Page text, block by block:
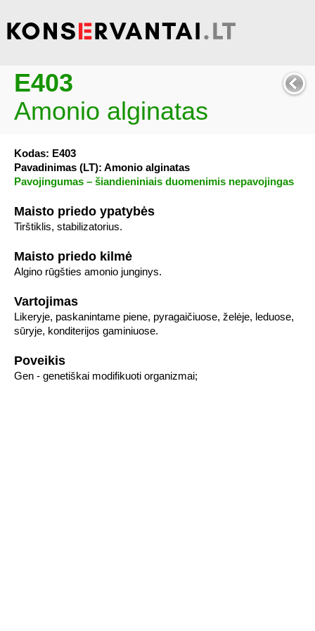
E403
Amonio alginatas
Kodas: E403
Pavadinimas (LT): Amonio alginatas
Pavojingumas – šiandieniniais duomenimis nepavojingas
Maisto priedo ypatybės
Tirštiklis, stabilizatorius.
Maisto priedo kilmė
Algino rūgšties amonio junginys.
Vartojimas
Likeryje, paskanintame piene, pyragaičiuose, želėje, leduose,
sūryje, konditerijos gaminiuose.
Poveikis
Gen - genetiškai modifikuoti organizmai;